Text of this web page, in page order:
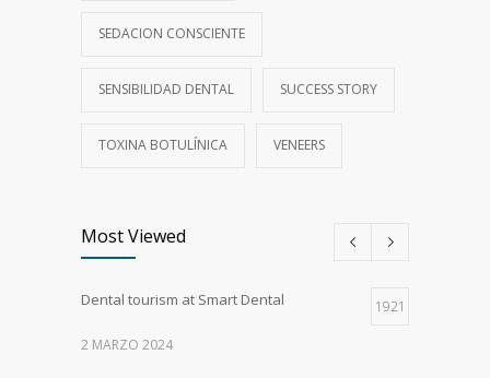
SEDACION CONSCIENTE
SENSIBILIDAD DENTAL SUCCESS STORY
TOXINA BOTULÍNICA VENEERS
Most Viewed
Dental tourism at Smart Dental 1921
2 MARZO 2024